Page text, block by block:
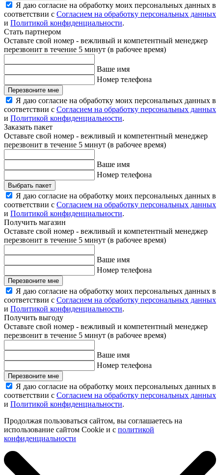
Я даю согласие на обработку моих персональных данных в
соответствии с Согласием на обработку персональных данных
и Политикой конфиденциальности.
Стать партнером
Оставьте свой номер - вежливый и компетентный менеджер
перезвонит в течение 5 минут (в рабочее время)
Ваше имя
Номер телефона
Перезвоните мне
Я даю согласие на обработку моих персональных данных в
соответствии с Согласием на обработку персональных данных
и Политикой конфиденциальности.
Заказать пакет
Оставьте свой номер - вежливый и компетентный менеджер
перезвонит в течение 5 минут (в рабочее время)
Ваше имя
Номер телефона
Выбрать пакет
Я даю согласие на обработку моих персональных данных в
соответствии с Согласием на обработку персональных данных
и Политикой конфиденциальности.
Получить магазин
Оставьте свой номер - вежливый и компетентный менеджер
перезвонит в течение 5 минут (в рабочее время)
Ваше имя
Номер телефона
Перезвоните мне
Я даю согласие на обработку моих персональных данных в
соответствии с Согласием на обработку персональных данных
и Политикой конфиденциальности.
Получить выгоду
Оставьте свой номер - вежливый и компетентный менеджер
перезвонит в течение 5 минут (в рабочее время)
Ваше имя
Номер телефона
Перезвоните мне
Я даю согласие на обработку моих персональных данных в
соответствии с Согласием на обработку персональных данных
и Политикой конфиденциальности.
Продолжая пользоваться сайтом, вы соглашаетесь на
использование сайтом Cookie и с политикой
конфиденциальности